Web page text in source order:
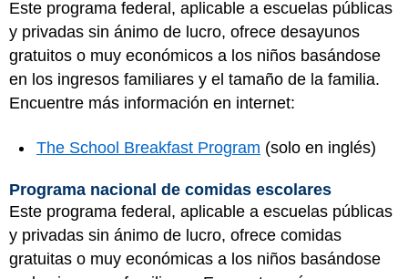
Este programa federal, aplicable a escuelas públicas
y privadas sin ánimo de lucro, ofrece desayunos
gratuitos o muy económicos a los niños basándose
en los ingresos familiares y el tamaño de la familia.
Encuentre más información en internet:
The School Breakfast Program (solo en inglés)
Programa nacional de comidas escolares
Este programa federal, aplicable a escuelas públicas
y privadas sin ánimo de lucro, ofrece comidas
gratuitas o muy económicas a los niños basándose